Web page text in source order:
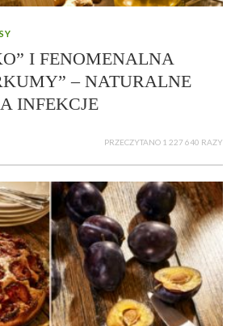
I FENOMENALNA
– NATURALNE
INFEKCJE
PRZECZYTANO 1 227 640 RAZY